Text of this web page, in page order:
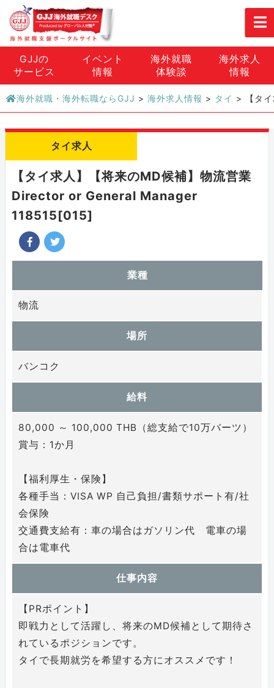
GJJの
サービス
イベント
情報
海外就職
体験談
海外求人
情報
海外就職・海外転職ならGJJ > 海外求人情報 > タイ > 【タ
タイ求人
【タイ求人】【将来のMD候補】物流営業
Director or General Manager
118515[015]
業種
物流
場所
バンコク
給料
80,000 ～ 100,000 THB（総支給で10万バーツ）
賞与：1か月
【福利厚生・保険】
各種手当：VISA WP 自己負担/書類サポート有/社
会保険
交通費支給有：車の場合はガソリン代 電車の場
合は電車代
仕事内容
【PRポイント】
即戦力として活躍し、将来のMD候補として期待さ
れているポジションです。
タイで長期就労を希望する方にオススメです！